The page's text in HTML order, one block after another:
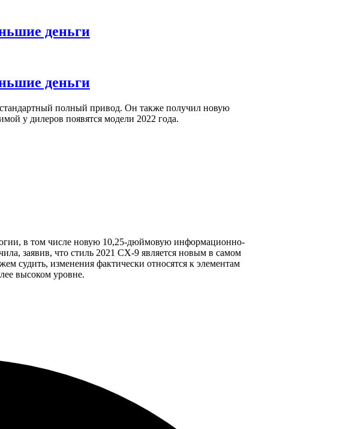
деньги
деньги
полный привод. Он также получил новую
у дилеров появятся модели 2022 года.
в том числе новую 10,25-дюймовую информационно-
заявив, что стиль 2021 CX-9 является новым в самом
судить, изменения фактически относятся к элементам
высоком уровне.